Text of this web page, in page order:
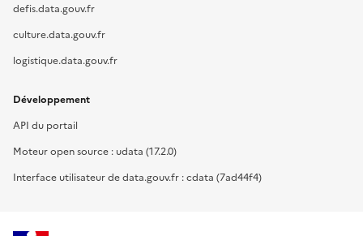
defis.data.gouv.fr
culture.data.gouv.fr
logistique.data.gouv.fr
Développement
API du portail
Moteur open source : udata (17.2.0)
Interface utilisateur de data.gouv.fr : cdata (7ad44f4)